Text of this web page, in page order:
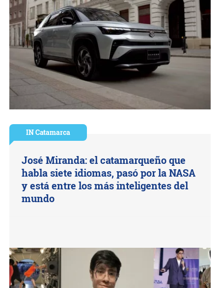
IN Catamarca
José Miranda: el catamarqueño que
habla siete idiomas, pasó por la NASA
y está entre los más inteligentes del
mundo